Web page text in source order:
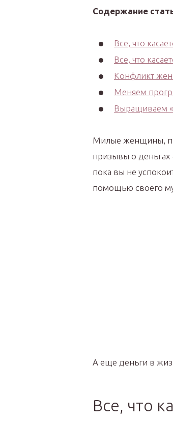
Содержание
Все, что
Все, что
Конфликт
Меняем
Выращиваем
Милые женщины,
призывы о деньгах
пока вы не
помощью своего
А еще деньги в
Все, что